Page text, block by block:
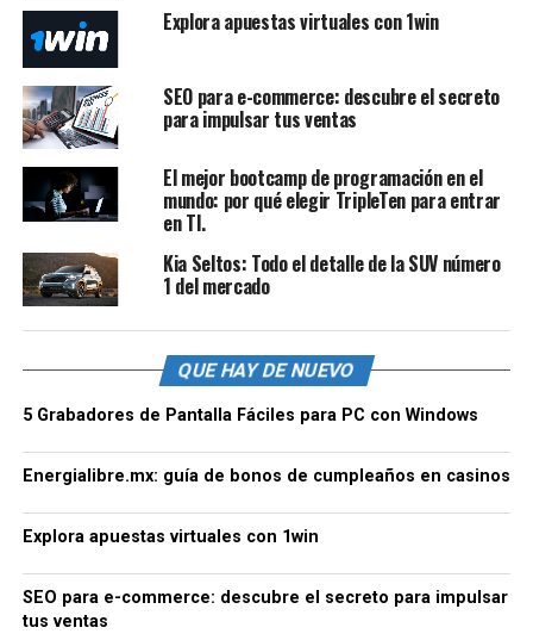
Explora apuestas virtuales con 1win
SEO para e-commerce: descubre el secreto
para impulsar tus ventas
El mejor bootcamp de programación en el
mundo: por qué elegir TripleTen para entrar
en TI.
Kia Seltos: Todo el detalle de la SUV número
1 del mercado
QUE HAY DE NUEVO
5 Grabadores de Pantalla Fáciles para PC con Windows
Energialibre.mx: guía de bonos de cumpleaños en casinos
Explora apuestas virtuales con 1win
SEO para e-commerce: descubre el secreto para impulsar
tus ventas